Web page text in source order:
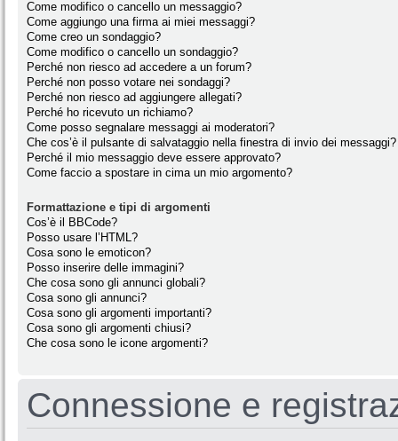
Come modifico o cancello un messaggio?
Come aggiungo una firma ai miei messaggi?
Come creo un sondaggio?
Come modifico o cancello un sondaggio?
Perché non riesco ad accedere a un forum?
Perché non posso votare nei sondaggi?
Perché non riesco ad aggiungere allegati?
Perché ho ricevuto un richiamo?
Come posso segnalare messaggi ai moderatori?
Che cos’è il pulsante di salvataggio nella finestra di invio dei messaggi?
Perché il mio messaggio deve essere approvato?
Come faccio a spostare in cima un mio argomento?
Formattazione e tipi di argomenti
Cos’è il BBCode?
Posso usare l’HTML?
Cosa sono le emoticon?
Posso inserire delle immagini?
Che cosa sono gli annunci globali?
Cosa sono gli annunci?
Cosa sono gli argomenti importanti?
Cosa sono gli argomenti chiusi?
Che cosa sono le icone argomenti?
Connessione e